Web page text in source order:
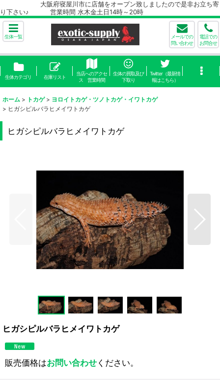
大阪府寝屋川市に店舗をオープン致しましたので是非お立ち寄
り下さい♪ 営業時間 水木金土日14時～20時
生体一覧
メールでの
問い合わせ
電話での
お問合せ
生体カテゴリ 在庫リスト
当店へのアクセ
ス 営業時間
生体の買取及び
下取り
Twitter（最新情
報はこちら）
ホーム > トカゲ > ヨロイトカゲ・ツノトカゲ・イワトカゲ
> ヒガシピルバラヒメイワトカゲ
ヒガシピルバラヒメイワトカゲ
ヒガシピルバラヒメイワトカゲ
販売価格はお問い合わせください。